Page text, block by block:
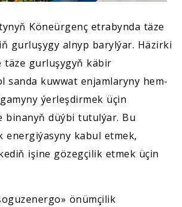
Köneürgenç etrabynda täze
gurluşygy alnyp barylýar. Häzirki
täze gurluşygyň käbir
sanda kuwwat enjamlaryny hem-
ýerleşdirmek üçin
binanyň düýbi tutulýar. Bu
energiýasyny kabul etmek,
işine gözegçilik etmek üçin
önümçilik